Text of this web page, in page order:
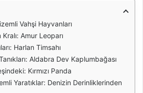
Vahşi Hayvanları
Kralı: Amur Leoparı
Harlan Timsahı
Aldabra Dev Kaplumbağası
Kırmızı Panda
Yaratıklar: Denizin Derinliklerinden